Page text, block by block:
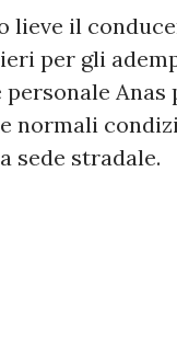
lieve il
per gli
personale Anas
normali
sede stradale.